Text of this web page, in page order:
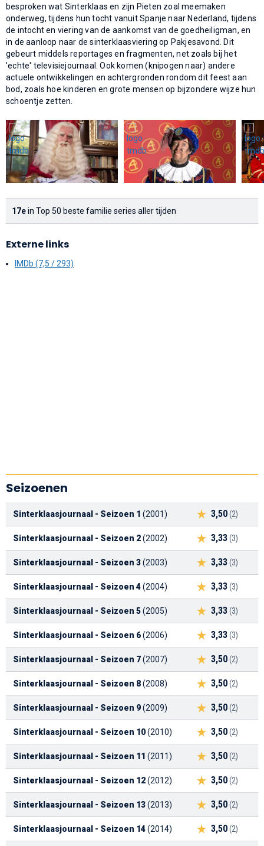
besproken wat Sinterklaas en zijn Pieten zoal meemaken
onderweg, tijdens hun tocht vanuit Spanje naar Nederland, tijdens
de intocht en viering van de aankomst van de goedheiligman, en
in de aanloop naar de sinterklaasviering op Pakjesavond. Dit
gebeurt middels reportages en fragmenten, net zoals bij het
'echte' televisiejournaal. Ook komen (knipogen naar) andere
actuele ontwikkelingen en achtergronden rondom dit feest aan
bod, zoals hoe kinderen en grote mensen op bijzondere wijze hun
schoentje zetten.
17ein Top 50 beste familie series aller tijden
Externe links
IMDb (7,5 / 293)
Seizoenen
3,50(2)
Sinterklaasjournaal - Seizoen 1 (2001)
3,33(3)
Sinterklaasjournaal - Seizoen 2(2002)
3,33(3)
Sinterklaasjournaal - Seizoen 3(2003)
3,33(3)
Sinterklaasjournaal - Seizoen 4(2004)
3,33(3)
Sinterklaasjournaal - Seizoen 5(2005)
3,33(3)
Sinterklaasjournaal - Seizoen 6(2006)
3,50(2)
Sinterklaasjournaal - Seizoen 7(2007)
3,50(2)
Sinterklaasjournaal - Seizoen 8(2008)
3,50(2)
Sinterklaasjournaal - Seizoen 9(2009)
3,50(2)
Sinterklaasjournaal - Seizoen 10(2010)
3,50(2)
Sinterklaasjournaal - Seizoen 11 (2011)
3,50(2)
Sinterklaasjournaal - Seizoen 12(2012)
3,50(2)
Sinterklaasjournaal - Seizoen 13(2013)
3,50(2)
Sinterklaasjournaal - Seizoen 14(2014)